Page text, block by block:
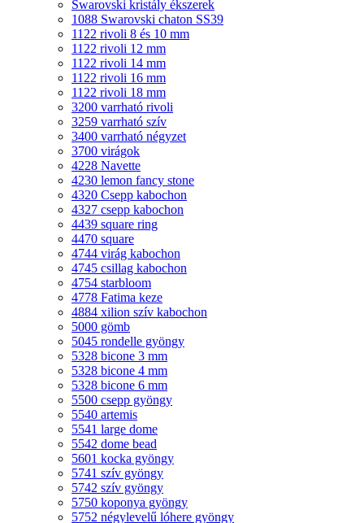
Swarovski kristály ékszerek
1088 Swarovski chaton SS39
1122 rivoli 8 és 10 mm
1122 rivoli 12 mm
1122 rivoli 14 mm
1122 rivoli 16 mm
1122 rivoli 18 mm
3200 varrható rivoli
3259 varrható szív
3400 varrható négyzet
3700 virágok
4228 Navette
4230 lemon fancy stone
4320 Csepp kabochon
4327 csepp kabochon
4439 square ring
4470 square
4744 virág kabochon
4745 csillag kabochon
4754 starbloom
4778 Fatima keze
4884 xilion szív kabochon
5000 gömb
5045 rondelle gyöngy
5328 bicone 3 mm
5328 bicone 4 mm
5328 bicone 6 mm
5500 csepp gyöngy
5540 artemis
5541 large dome
5542 dome bead
5601 kocka gyöngy
5741 szív gyöngy
5742 szív gyöngy
5750 koponya gyöngy
5752 négylevelű lóhere gyöngy